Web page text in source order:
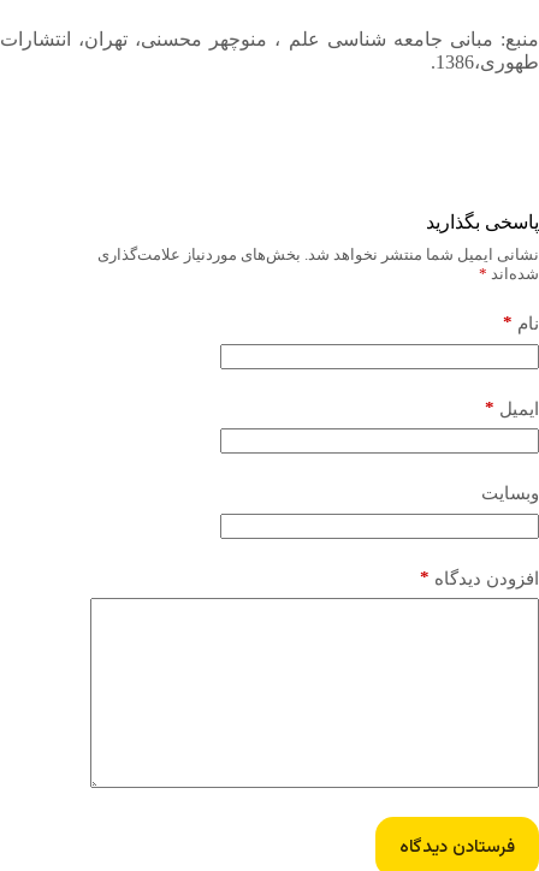
منبع: مبانی جامعه شناسی علم ، منوچهر محسنی، تهران، انتشارات
طهوری،1386.
پاسخی بگذارید
نشانی ایمیل شما منتشر نخواهد شد. بخش‌های موردنیاز علامت‌گذاری
شده‌اند *
نام *
ایمیل *
وبسایت
افزودن دیدگاه *
فرستادن دیدگاه